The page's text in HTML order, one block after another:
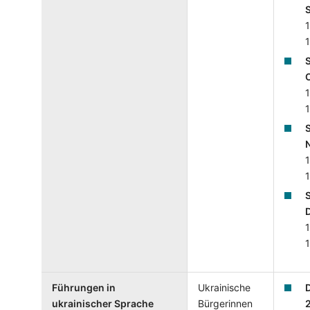
Führungen in
ukrainischer Sprache
Ukrainische
Bürgerinnen